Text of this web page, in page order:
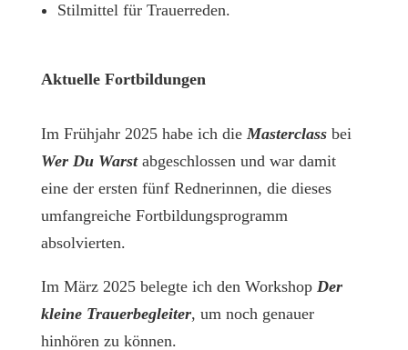
Stilmittel für Trauerreden.
Aktuelle Fortbildungen
Im Frühjahr 2025 habe ich dieMasterclass bei
Wer Du Warstabgeschlossen und war damit
eine der ersten fünf Rednerinnen, die dieses
umfangreiche Fortbildungsprogramm
absolvierten.
Im März 2025 belegte ich den Workshop Der
kleine Trauerbegleiter, um noch genauer
hinhören zu können.